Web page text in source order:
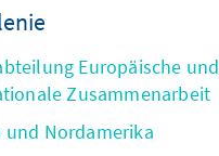
Europäische und
Zusammenarbeit
und Nordamerika